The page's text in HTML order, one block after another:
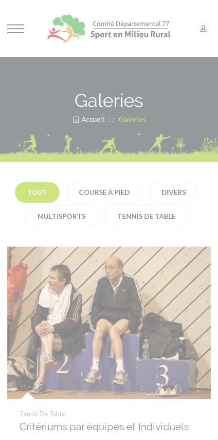
Galeries
Accueil : : Galeries
TOUT COURSE À PIED DIVERS
MULTISPORTS TENNIS DE TABLE
Tennis De Table
Critériums par équipes et Individuels